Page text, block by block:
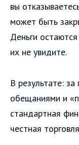
вы
может быть
Деньги
их не увидите.
В результате:
обещаниями и
стандартная
честная